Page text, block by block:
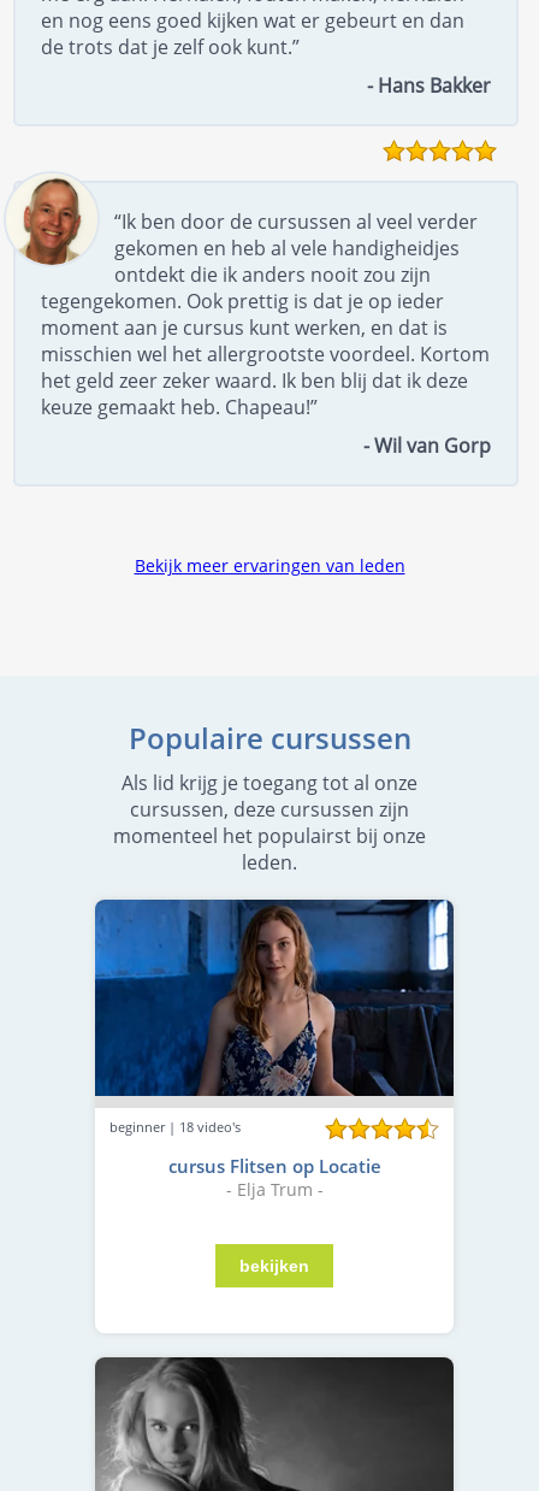
en nog eens goed kijken wat er gebeurt en dan
de trots dat je zelf ook kunt.”
- Hans Bakker
“Ik ben door de cursussen al veel verder
gekomen en heb al vele handigheidjes
ontdekt die ik anders nooit zou zijn
tegengekomen. Ook prettig is dat je op ieder
moment aan je cursus kunt werken, en dat is
misschien wel het allergrootste voordeel. Kortom
het geld zeer zeker waard. Ik ben blij dat ik deze
keuze gemaakt heb. Chapeau!”
- Wil van Gorp
Bekijk meer ervaringen van leden
Populaire cursussen
Als lid krijg je toegang tot al onze
cursussen, deze cursussen zijn
momenteel het populairst bij onze
leden.
beginner | 18 video's
cursus Flitsen op Locatie
- Elja Trum -